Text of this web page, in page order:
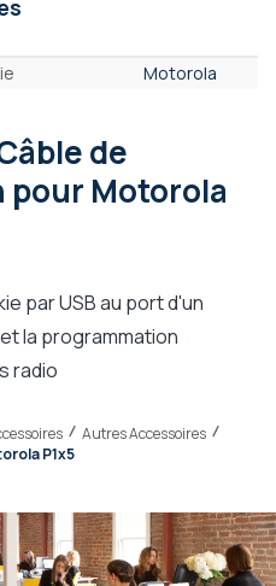
Autres Accessoires
P1x5
Motorola
de
Motorola
par USB au port d'un
la programmation
radio